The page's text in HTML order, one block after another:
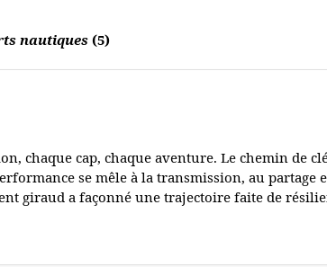
nautiques (5)
chaque cap, chaque aventure. Le chemin de
se mêle à la transmission, au
giraud a façonné une trajectoire faite de